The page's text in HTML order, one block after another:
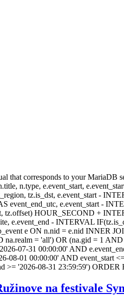
that corresponds to your
n.type, e.event_start,
tz.is_dst, e.event_start -
event_end_utc, e.event_start -
tz.offset) HOUR_SECOND +
e.event_end - INTERVAL
e ON n.nid = e.nid INNER
= 'all') OR (na.gid = 1
07-31 00:00:00' AND
01 00:00:00' AND event_start
>= '2026-08-31 23:59:59')
na festivale